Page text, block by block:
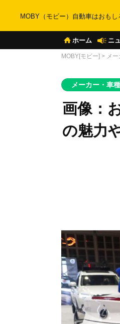
MOBY（モビー）自動車はおもし
ホーム ニ
MOBY[モビー] > メ
メーカー・車
画像：
の魅力